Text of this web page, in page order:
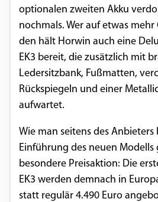
optionalen zweiten Akku
nochmals. Wer auf etwas
den hält Horwin auch eine
EK3 bereit, die zusätzlich mit
Ledersitzbank, Fußmatten,
Rückspiegeln und einer
aufwartet.
Wie man seitens des
Einführung des neuen Modells
besondere Preisaktion: Die
EK3 werden demnach in
statt regulär 4.490 Euro